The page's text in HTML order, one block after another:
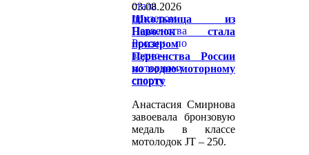
03.08.2026
Школьница из
Наволок стала
призером
Первенства России
по водно-моторному
спорту
Анастасия Смирнова
завоевала бронзовую
медаль в классе
мотолодок JT – 250.